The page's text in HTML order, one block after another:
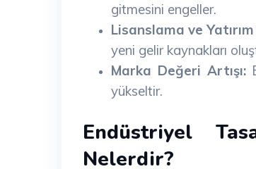
gitmesini engeller.
Lisanslama ve
yeni gelir kaynakları
Marka Değeri Artışı:
yükseltir.
Endüstriyel
Nelerdir?